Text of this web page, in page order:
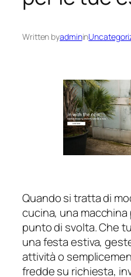
Written byadminin
Quando si tratta di
cucina, una
punto di svolta. Che
una festa estiva,
attività o
fredde su richiesta,